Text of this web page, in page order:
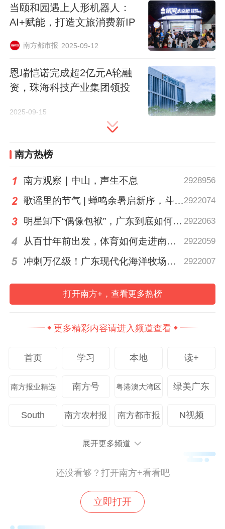
在展会重点打造的“健康生活嘉年华”，观众
理健康测评等互动活动，并直观感受AI健康
管理平台、智能运动康复系统等科技产品如
何提升日常生活质量。
依托大湾区制造业和国际商贸双引擎优势，
本届CMEF国际展区将迎来德国、美国、韩
国、日本、英国、新加坡、马来西亚、俄罗
斯、巴基斯坦、印度、奥地利、中国香港、
时，还将汇聚江苏、上海、浙江、广东、山
举办“医疗器械设计与制造”“智慧健康”“应急
救援”“宠物健康”等一系列热点领域的子品牌
作为中国对外贸易的“南大门”和粤港澳大湾
区的核心枢纽，广州凭借白云机场、广州南
站、广州港构建的立体交通网络，高效链接
全球百余国家商贸资源。全市集聚超过6500
家生物医药与健康领域企业，形成从研发、
当颐和园遇上人形机器人：
AI+赋能，打造文旅消费新IP
南方都市报 2025-09-12
恩瑞恺诺完成超2亿元A轮融
资，珠海科技产业集团领投
2025-09-15
南方热榜
南方观察｜中山，声生不息 2928956
歌谣里的节气 | 蝉鸣余暑启新序，斗指西南迎立秋2922074
明星卸下“偶像包袱”，广东到底如何让人变松弛？ | 好看·南方号 2922063
从百廿年前出发，体育如何走进南粤普通人的生活？ 2922059
冲刺万亿级！广东现代化海洋牧场建设提速 2922007
打开南方+，查看更多热榜
更多精彩内容请进入频道查看
首页 学习 本地 读+
南方报业精选 南方号 粤港澳大湾区 绿美广东
South 南方农村报 南方都市报 N视频
展开更多频道
还没看够？打开南方+看看吧
立即打开